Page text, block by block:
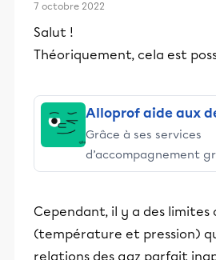
7 octobre 2022
Salut !
Théoriquement, cela est
Alloprof aide aux
Grâce à ses services
d’accompagnement
stimulants, Alloprof
éducative.
Cependant, il y a des limites
(température et pression)
relations des gaz parfait